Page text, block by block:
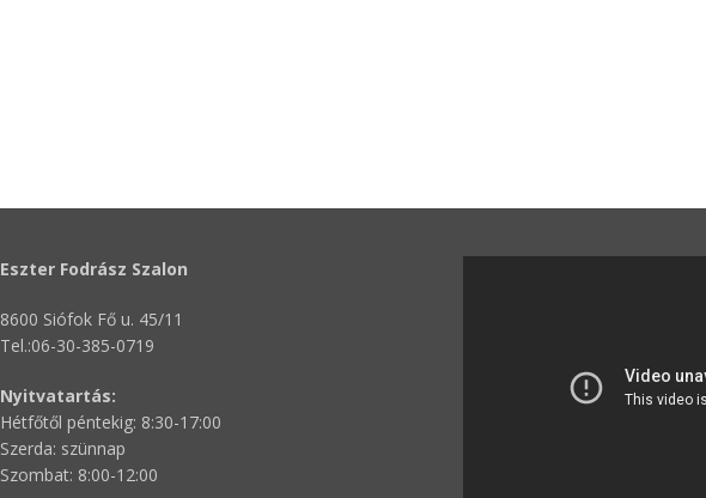
Eszter Fodrász Szalon
8600 Siófok Fő u. 45/11
Tel.:06-30-385-0719
Nyitvatartás:
Hétfőtől péntekig: 8:30-17:00
Szerda: szünnap
Szombat: 8:00-12:00